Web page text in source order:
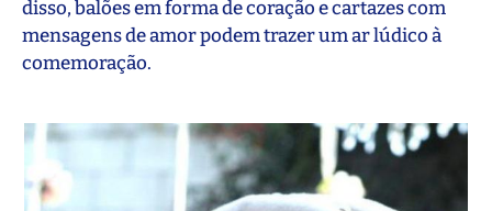
disso, balões em forma de coração e cartazes com
mensagens de amor podem trazer um ar lúdico à
comemoração.